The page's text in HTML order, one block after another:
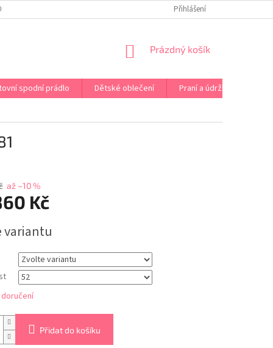
PRÁDLA NA MÍRU DOPRAVA A PLATBA ČR A EU
Přihlášení
NÁKUPNÍ
Prázdný košík
spodní prádlo Dětské oblečení Praní a údržba
až –10 %
Kč
variantu
Přidat do košíku